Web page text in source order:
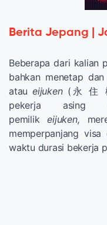
Berita Jepang |
Beberapa dari
bahkan menetap
ataueijuken(永 住
pekerja
pemilikeijuken,
memperpanjang
waktu durasi bekerja